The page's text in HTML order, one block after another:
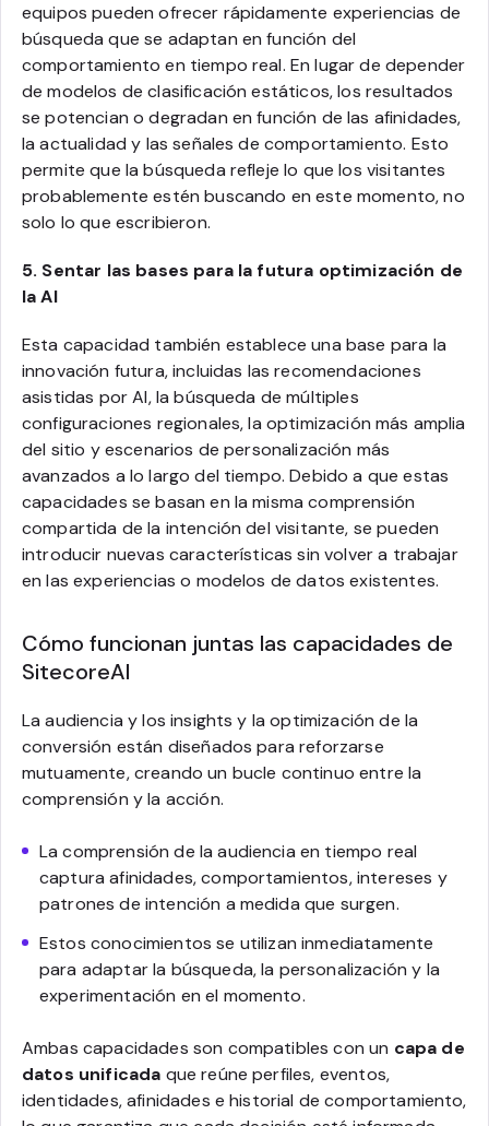
equipos pueden ofrecer rápidamente experiencias de
búsqueda que se adaptan en función del
comportamiento en tiempo real. En lugar de depender
de modelos de clasificación estáticos, los resultados
se potencian o degradan en función de las afinidades,
la actualidad y las señales de comportamiento. Esto
permite que la búsqueda refleje lo que los visitantes
probablemente estén buscando en este momento, no
solo lo que escribieron.
5. Sentar las bases para la futura optimización de
la AI
Esta capacidad también establece una base para la
innovación futura, incluidas las recomendaciones
asistidas por AI, la búsqueda de múltiples
configuraciones regionales, la optimización más amplia
del sitio y escenarios de personalización más
avanzados a lo largo del tiempo. Debido a que estas
capacidades se basan en la misma comprensión
compartida de la intención del visitante, se pueden
introducir nuevas características sin volver a trabajar
en las experiencias o modelos de datos existentes.
Cómo funcionan juntas las capacidades de
SitecoreAI
La audiencia y los insights y la optimización de la
conversión están diseñados para reforzarse
mutuamente, creando un bucle continuo entre la
comprensión y la acción.
La comprensión de la audiencia en tiempo real
captura afinidades, comportamientos, intereses y
patrones de intención a medida que surgen.
Estos conocimientos se utilizan inmediatamente
para adaptar la búsqueda, la personalización y la
experimentación en el momento.
Ambas capacidades son compatibles con un capa de
datos unificada que reúne perfiles, eventos,
identidades, afinidades e historial de comportamiento,